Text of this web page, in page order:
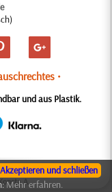
•
und aus Plastik.
M.
A.
Akzeptieren und schließen
Mehr erfahren.